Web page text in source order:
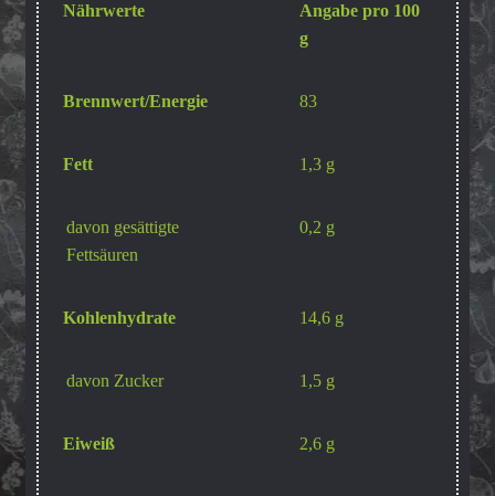
Nährwerte
Angabe pro 100
g
Brennwert/Energie 83
Fett 1,3 g
davon gesättigte
Fettsäuren
0,2 g
Kohlenhydrate 14,6 g
davon Zucker 1,5 g
Eiweiß 2,6 g